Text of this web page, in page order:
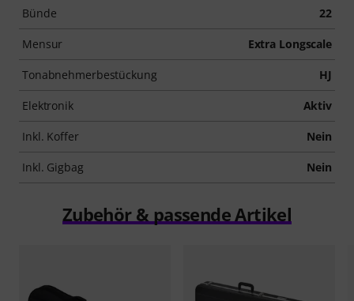
Bünde 22
Mensur Extra Longscale
Tonabnehmerbestückung HJ
Elektronik Aktiv
Inkl. Koffer Nein
Inkl. Gigbag Nein
Zubehör & passende Artikel